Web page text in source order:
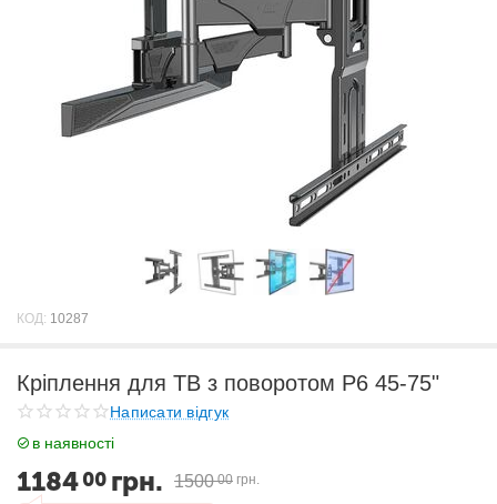
КОД: 10287
Кріплення для ТВ з поворотом P6 45-75"
Написати відгук
в наявності
118400 грн. 1500 00 грн.